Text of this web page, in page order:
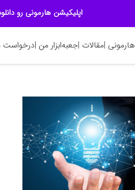
هارمونی |مقالات |جعبه‌ابزار من |درخواست
اپلیکیشن هارمونی رو